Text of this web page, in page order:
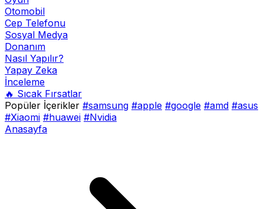
Otomobil
Cep Telefonu
Sosyal Medya
Donanım
Nasıl Yapılır?
Yapay Zeka
İnceleme
🔥 Sıcak Fırsatlar
Popüler İçerikler #samsung #apple #google #amd #asus
#Xiaomi #huawei #Nvidia
Anasayfa